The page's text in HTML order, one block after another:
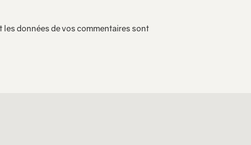
les données de vos commentaires sont